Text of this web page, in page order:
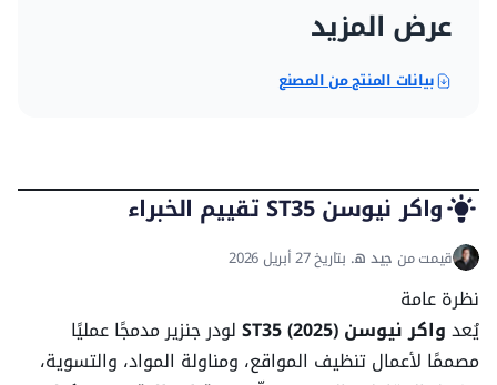
موديل المحرك
أقصى سرعة للأمام
الوزن التشغيلي 4,457 كغ
عرض المزيد
بيانات المنتج من المصنع
واكر نيوسن ST35 تقييم الخبراء
قيمت من جيد ه. بتاريخ 27 أبريل 2026
نظرة عامة
يُعدواكر نيوسن ST35 (2025)
لودر جنزير مدمجًا عمليًا
مصممًا لأعمال تنظيف المواقع، ومناولة المواد، والتسوية،